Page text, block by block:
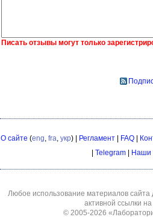
Писать отзывы могут только
О сайте (eng fra укр) | Регламент| FAQ|
| Telegram | Наши
Любое использование материалов сайта
активной ссылки на
© 2005-2026